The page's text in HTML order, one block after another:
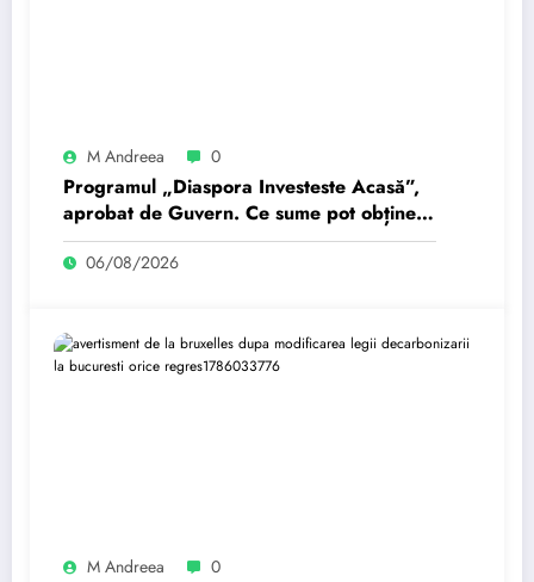
M Andreea 0
Programul „Diaspora Investeste Acasă”,
aprobat de Guvern. Ce sume pot obține
românii care se întorc…
06/08/2026
M Andreea 0